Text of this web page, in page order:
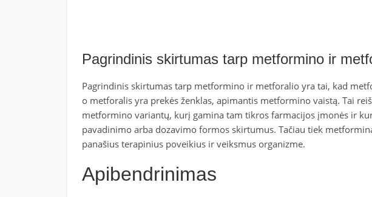
Pagrindinis skirtumas tarp metformino ir
Pagrindinis skirtumas tarp metformino ir metforalio yra tai, kad
o metforalis yra prekės ženklas, apimantis metformino vaistą. Tai
metformino variantų, kurį gamina tam tikros farmacijos įmonės ir
pavadinimo arba dozavimo formos skirtumus. Tačiau tiek
panašius terapinius poveikius ir veiksmus organizme.
Apibendrinimas